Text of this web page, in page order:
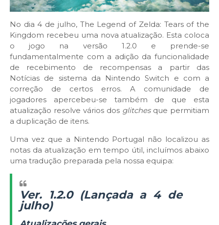
No dia 4 de julho, The Legend of Zelda: Tears of the
Kingdom recebeu uma nova atualização. Esta coloca
o jogo na versão 1.2.0 e prende-se
fundamentalmente com a adição da funcionalidade
de recebimento de recompensas a partir das
Notícias de sistema da Nintendo Switch e com a
correção de certos erros. A comunidade de
jogadores apercebeu-se também de que esta
atualização resolve vários dos glitchesque permitiam
a duplicação de itens.
Uma vez que a Nintendo Portugal não localizou as
notas da atualização em tempo útil, incluímos abaixo
uma tradução preparada pela nossa equipa:
Ver. 1.2.0 (Lançada a 4 de
julho)